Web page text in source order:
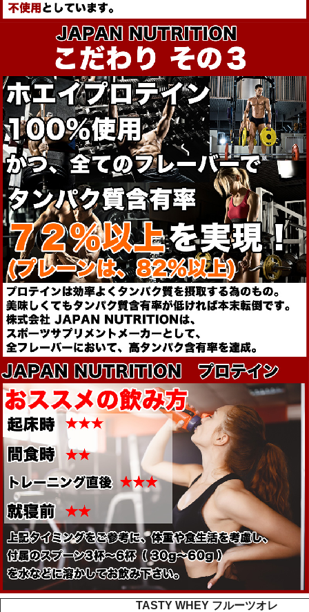
TASTY WHEY フルーツオレ